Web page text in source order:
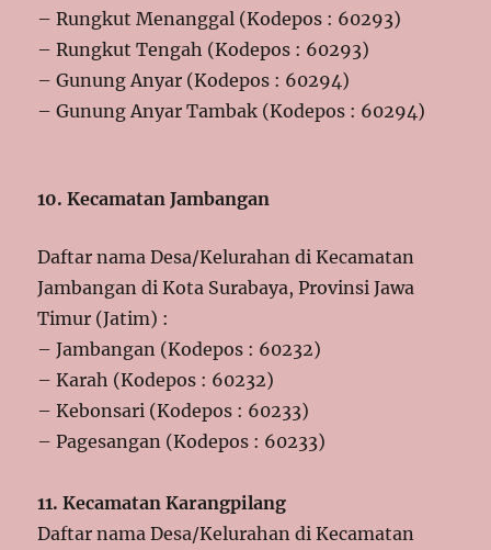
– Rungkut Menanggal (Kodepos : 60293)
– Rungkut Tengah (Kodepos : 60293)
– Gunung Anyar (Kodepos : 60294)
– Gunung Anyar Tambak (Kodepos : 60294)
10. Kecamatan Jambangan
Daftar nama Desa/Kelurahan di Kecamatan
Jambangan di Kota Surabaya, Provinsi Jawa
Timur (Jatim) :
– Jambangan (Kodepos : 60232)
– Karah (Kodepos : 60232)
– Kebonsari (Kodepos : 60233)
– Pagesangan (Kodepos : 60233)
11. Kecamatan Karangpilang
Daftar nama Desa/Kelurahan di Kecamatan